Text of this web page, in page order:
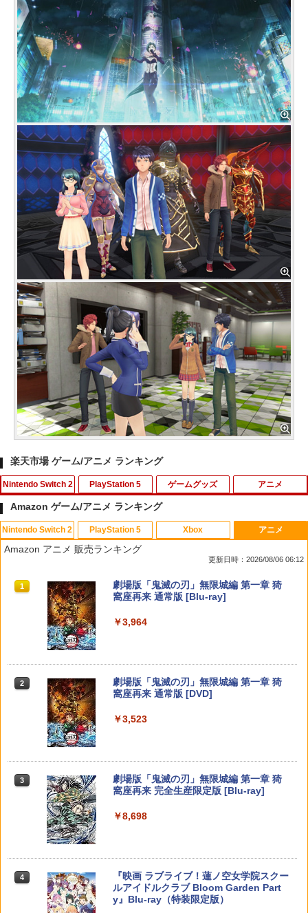
楽天市場 ゲーム/アニメ ランキング
Nintendo Switch 2
1
Switch2 冷却ファン Nintendo switch 2
ドック 対応 スイッチ2 NS2 ドック 放熱
ベース 冷却スタンド クーリングファン
FF 3段階速度 静音設計 TVモード 熱対策
オーバーヒート防止 ゲーム機 周辺機器
2
任天堂純正品 Nintendo Switch タッチ
ペン Switch Switch2 スイッチ スイッチ
ndo ニンテンドースイッチ ニンテンド
テーブルモード専用 ポータブルUSBハブ
PlayStation 5
1
【中古】【18歳以上対象】Saints Row
(セインツロウ)ソフト:プレイステーショ
ン5ソフト／アクション・ゲーム
￥410
￥1,780
ダー 左側 左右兼用 ゲームパッド PS4 P
S5 コントローラースタンド ゲームパッ
ド 収納[コックピット レースゲーム]
4
【特典】AKIBA LOST PS5版(【初回封
入特典】ゲーム内デジタルアイテム（特
典スチル画像）)
￥5,507
ゲームグッズ
1 【中古】ドラゴンシャドウスペル
【中古】おどるメイドインワリオ - Wii
NewスーパーマリオブラザーズWii ノコ
￥1,218
アニメ
1
【中古】カーズ MovieNEX [純正ブルー
レイ＋純正ケース]
日】2026/7/29【Blu-rayDisc】
3
版》 (初回限定) 【Blu-ray】
4
【楽天ブックス限定連動購入特典】『無
職転生3 ～異世界行ったら本気だす～』
Chapter 1 (初回生産限定版)【Blu-ray】
(描き下ろしアクリルスタンド(描き下ろ
しキャラクター：シルフィエット・グレ
Amazon ゲーム/アニメ ランキング
Nintendo Switch 2
1
スプラトゥーン レイダース|オンライン
コード版
￥5,832
2 スプラトゥーン レイダース -Switch2
3 Nintendo Switch 2(日本語・国内専用)
4
ニンテンドープリペイド番号 9000円|オ
ンラインコード版
￥9,000
PlayStation 5
1
PlayStation 5 デジタル・エディション
日本語専用 Console Language: Japan
2
Beast of Reincarnation -PS5 【特典】
プロダクトコード 封入
￥7,286
3
【純正品】ディスクドライブ(CFI-ZDD1
J) PlayStation 5
￥11,849
トローラー ミッドナイト ブラック(CFI-
ZCT2J01)
Xbox
1
Xbox プリペイドカード 10,000円 デジ
タルコード 【旧 Xbox ギフトカード】
2
Xbox プリペイドカード 3,000円 デジタ
ルコード 【旧 Xbox ギフトカード】 [オ
3
Xbox プリペイドカード 1,000円 デジタ
ルコード 【旧 Xbox ギフトカード】 [オ
4
【純正品】Xbox ワイヤレス コントロー
ラー + USB-C® ケーブル
アニメ
Amazon アニメ 販売ランキング
更新日時：2026/08/06 06:12
1
劇場版「鬼滅の刃」無限城編 第一章 猗
窩座再来 通常版 [Blu-ray]
￥3,964
2
劇場版「鬼滅の刃」無限城編 第一章 猗
窩座再来 通常版 [DVD]
￥3,523
3
劇場版「鬼滅の刃」無限城編 第一章 猗
窩座再来 完全生産限定版 [Blu-ray]
￥8,698
4
『映画 ラブライブ！蓮ノ空女学院スクー
ルアイドルクラブ Bloom Garden Part
y』Blu-ray（特装限定版）